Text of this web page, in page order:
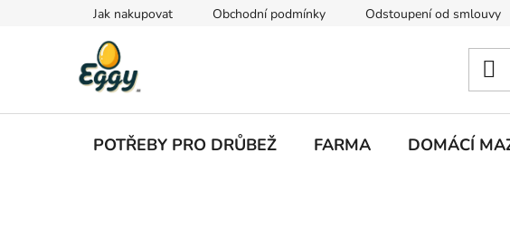
Jak nakupovat Obchodní podmínky Odstoupení od smlouvy
POTŘEBY PRO DRŮBEŽ FARMA DOMÁCÍ